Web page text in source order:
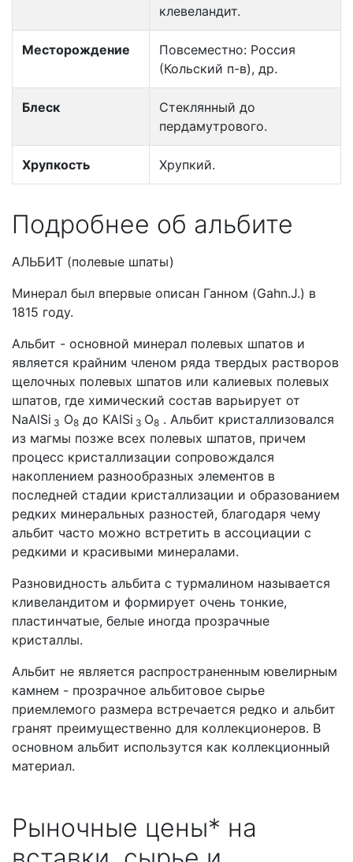
клевеландит.
Месторождение
Повсеместно: Россия
(Кольский п-в), др.
Блеск
Стеклянный до
пердамутрового.
Хрупкость Хрупкий.
Подробнее об альбите
АЛЬБИТ (полевые шпаты)
Минерал был впервые описан Ганном (Gahn.J.) в
1815 году.
Альбит - основной минерал полевых шпатов и
является крайним членом ряда твердых растворов
щелочных полевых шпатов или калиевых полевых
шпатов, где химический состав варьирует от
NaAlSi 3 O8 до KAlSi 3 O8 . Альбит кристаллизовался
из магмы позже всех полевых шпатов, причем
процесс кристаллизации сопровождался
накоплением разнообразных элементов в
последней стадии кристаллизации и образованием
редких минеральных разностей, благодаря чему
альбит часто можно встретить в ассоциации с
редкими и красивыми минералами.
Разновидность альбита с турмалином называется
кливеландитом и формирует очень тонкие,
пластинчатые, белые иногда прозрачные
кристаллы.
Альбит не является распространенным ювелирным
камнем - прозрачное альбитовое сырье
приемлемого размера встречается редко и альбит
гранят преимущественно для коллекционеров. В
основном альбит использутся как коллекционный
материал.
Рыночные цены* на